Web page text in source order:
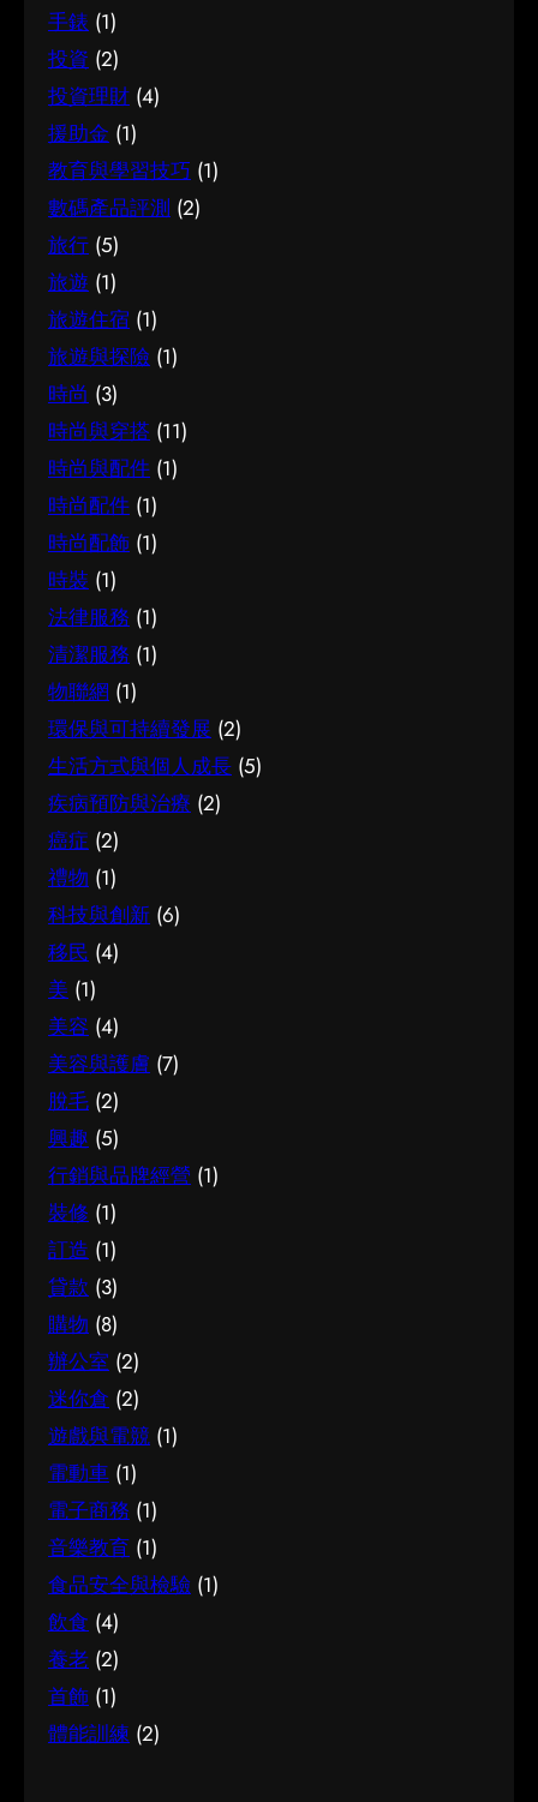
手錶 (1)
投資 (2)
投資理財 (4)
援助金 (1)
教育與學習技巧 (1)
數碼產品評測 (2)
旅行 (5)
旅遊 (1)
旅遊住宿 (1)
旅遊與探險 (1)
時尚 (3)
時尚與穿搭 (11)
時尚與配件 (1)
時尚配件 (1)
時尚配飾 (1)
時裝 (1)
法律服務 (1)
清潔服務 (1)
物聯網 (1)
環保與可持續發展 (2)
生活方式與個人成長 (5)
疾病預防與治療 (2)
癌症 (2)
禮物 (1)
科技與創新 (6)
移民 (4)
美 (1)
美容 (4)
美容與護膚 (7)
脫毛 (2)
興趣 (5)
行銷與品牌經營 (1)
裝修 (1)
訂造 (1)
貸款 (3)
購物 (8)
辦公室 (2)
迷你倉 (2)
遊戲與電競 (1)
電動車 (1)
電子商務 (1)
音樂教育 (1)
食品安全與檢驗 (1)
飲食 (4)
養老 (2)
首飾 (1)
體能訓練 (2)